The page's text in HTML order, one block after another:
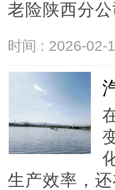
老险陕西分
时间 : 2026-02-
生产效率，